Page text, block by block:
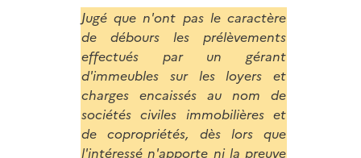
Jugé que n'ont pas le caractère
de débours les prélèvements
effectués par un gérant
d'immeubles sur les loyers et
charges encaissés au nom de
sociétés civiles immobilières et
de copropriétés, dès lors que
l'intéressé n'apporte ni la preuve